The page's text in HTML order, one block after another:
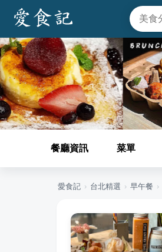
餐廳資訊 菜單
愛食記 › 台北精選 › 早午餐 ›